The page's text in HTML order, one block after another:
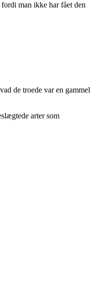
man ikke har fået den
de troede var en gammel
arter som